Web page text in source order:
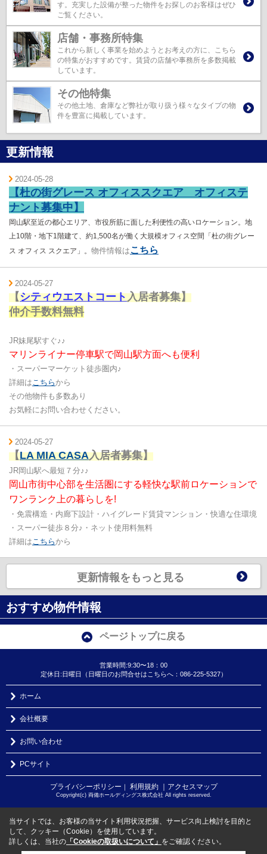
す。充実した設備が整った物件をお探しのお客様はぜひ
ご覧ください。
店舗・事務所特集
これから新しく事業を始めようとお考えの方に、こちら
の特集がおすすめです。賃貸の店舗や事務所を多数掲載
しています。
その他特集
その他土地、倉庫など弊社が取り扱う様々なタイプの物
件を豊富に掲載しています。
更新情報
2024-05-28
【杜の街グレース オフィススクエア オフィステ
ナント募集中】
岡山駅至近の都心エリア、市役所筋に面した利便性の高いロケーション。 地
上10階・地下1階建て、 約1,500名が働く大規模オフィス空間「杜の街グレー
ス オフィス スクエア」。 物件情報はこちら
2024-05-27
【シティウエストコート入居者募集】
仲介手数料無料
JR妹尾駅すぐ♪♪
マリンライナー停車駅で岡山駅方面へも便利
・スーパーマーケット徒歩圏内♪
詳細はこちらから
その他物件も多数あり
お気軽にお問い合わせください。
2024-05-27
【LA MIA CASA入居者募集】
JR岡山駅へ最短７分♪♪
岡山市街中心部を生活圏にする軽快な駅前ロケーションで
ワンランク上の暮らしを!
・免震構造・内廊下設計・ハイグレード賃貸マンション・快適な住環境
・スーパー徒歩８分♪・ネット使用料無料
詳細はこちらから
更新情報をもっと見る
おすすめ物件情報
ページトップに戻る
営業時間:9:30〜18：00
定休日:日曜日（日曜日のお問合せはこちらへ：086-225-5327）
ホーム
会社概要
お問い合わせ
PCサイト
プライバシーポリシー 利用規約 ｜アクセスマップ
Copyright(c) 両備ホールディングス株式会社 All rights reserved.
当サイトでは、お客様の当サイト利用状況把握、サービス向上検討を目的と
して、クッキー（Cookie）を使用しています。
詳しくは、当社の 「Cookieの取扱いについて」 をご確認ください。